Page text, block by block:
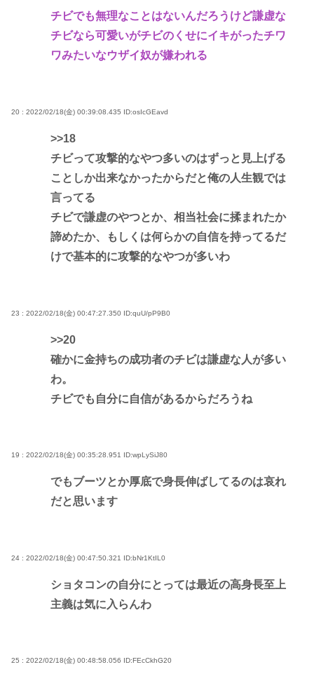
チビでも無理なことはないんだろうけど謙虚な
チビなら可愛いがチビのくせにイキがったチワ
ワみたいなウザイ奴が嫌われる
20 : 2022/02/18(金) 00:39:08.435 ID:osIcGEavd
>>18
チビって攻撃的なやつ多いのはずっと見上げる
ことしか出来なかったからだと俺の人生観では
言ってる
チビで謙虚のやつとか、相当社会に揉まれたか
諦めたか、もしくは何らかの自信を持ってるだ
けで基本的に攻撃的なやつが多いわ
23 : 2022/02/18(金) 00:47:27.350 ID:quU/pP9B0
>>20
確かに金持ちの成功者のチビは謙虚な人が多い
わ。
チビでも自分に自信があるからだろうね
19 : 2022/02/18(金) 00:35:28.951 ID:wpLySiJ80
でもブーツとか厚底で身長伸ばしてるのは哀れ
だと思います
24 : 2022/02/18(金) 00:47:50.321 ID:bNr1KtIL0
ショタコンの自分にとっては最近の高身長至上
主義は気に入らんわ
25 : 2022/02/18(金) 00:48:58.056 ID:FEcCkhG20